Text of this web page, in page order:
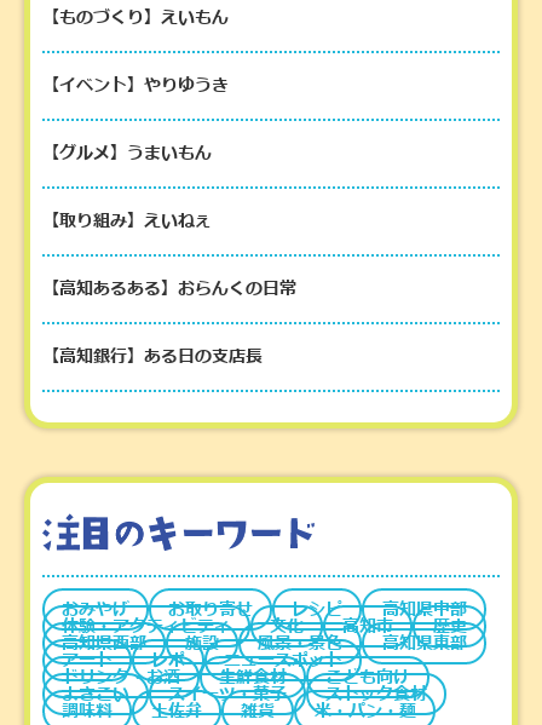
【ものづくり】えいもん
【イベント】やりゆうき
【グルメ】うまいもん
【取り組み】えいねぇ
【高知あるある】おらんくの日常
【高知銀行】ある日の支店長
おみやげ お取り寄せ レシピ 高知県中部
体験・アクティビティ 文化 高知市 歴史
高知県西部 施設 風景・景色 高知県東部
アート レポ ニュースポット
ドリンク・お酒 生鮮食材 こども向け
よさこい スイーツ・菓子 ストック食材
調味料 土佐弁 雑貨 米・パン・麺